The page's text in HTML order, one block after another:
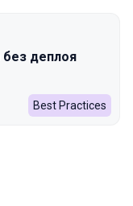
без деплоя
Best Practices